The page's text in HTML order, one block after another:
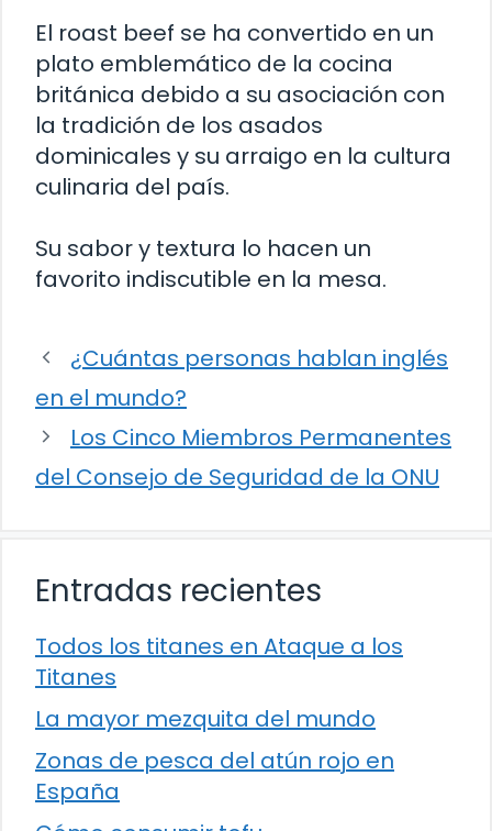
El roast beef se ha convertido en un
plato emblemático de la cocina
británica debido a su asociación con
la tradición de los asados
dominicales y su arraigo en la cultura
culinaria del país.
Su sabor y textura lo hacen un
favorito indiscutible en la mesa.
¿Cuántas personas hablan inglés
en el mundo?
Los Cinco Miembros Permanentes
del Consejo de Seguridad de la ONU
Entradas recientes
Todos los titanes en Ataque a los
Titanes
La mayor mezquita del mundo
Zonas de pesca del atún rojo en
España